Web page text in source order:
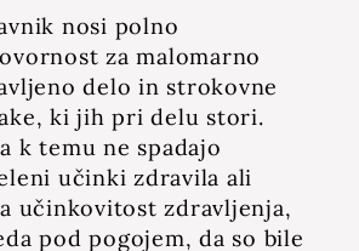
nosi polno
za malomarno
delo in strokovne
ki jih pri delu stori.
k temu ne spadajo
učinki zdravila ali
učinkovitost zdravljenja,
pod pogojem, da so bile